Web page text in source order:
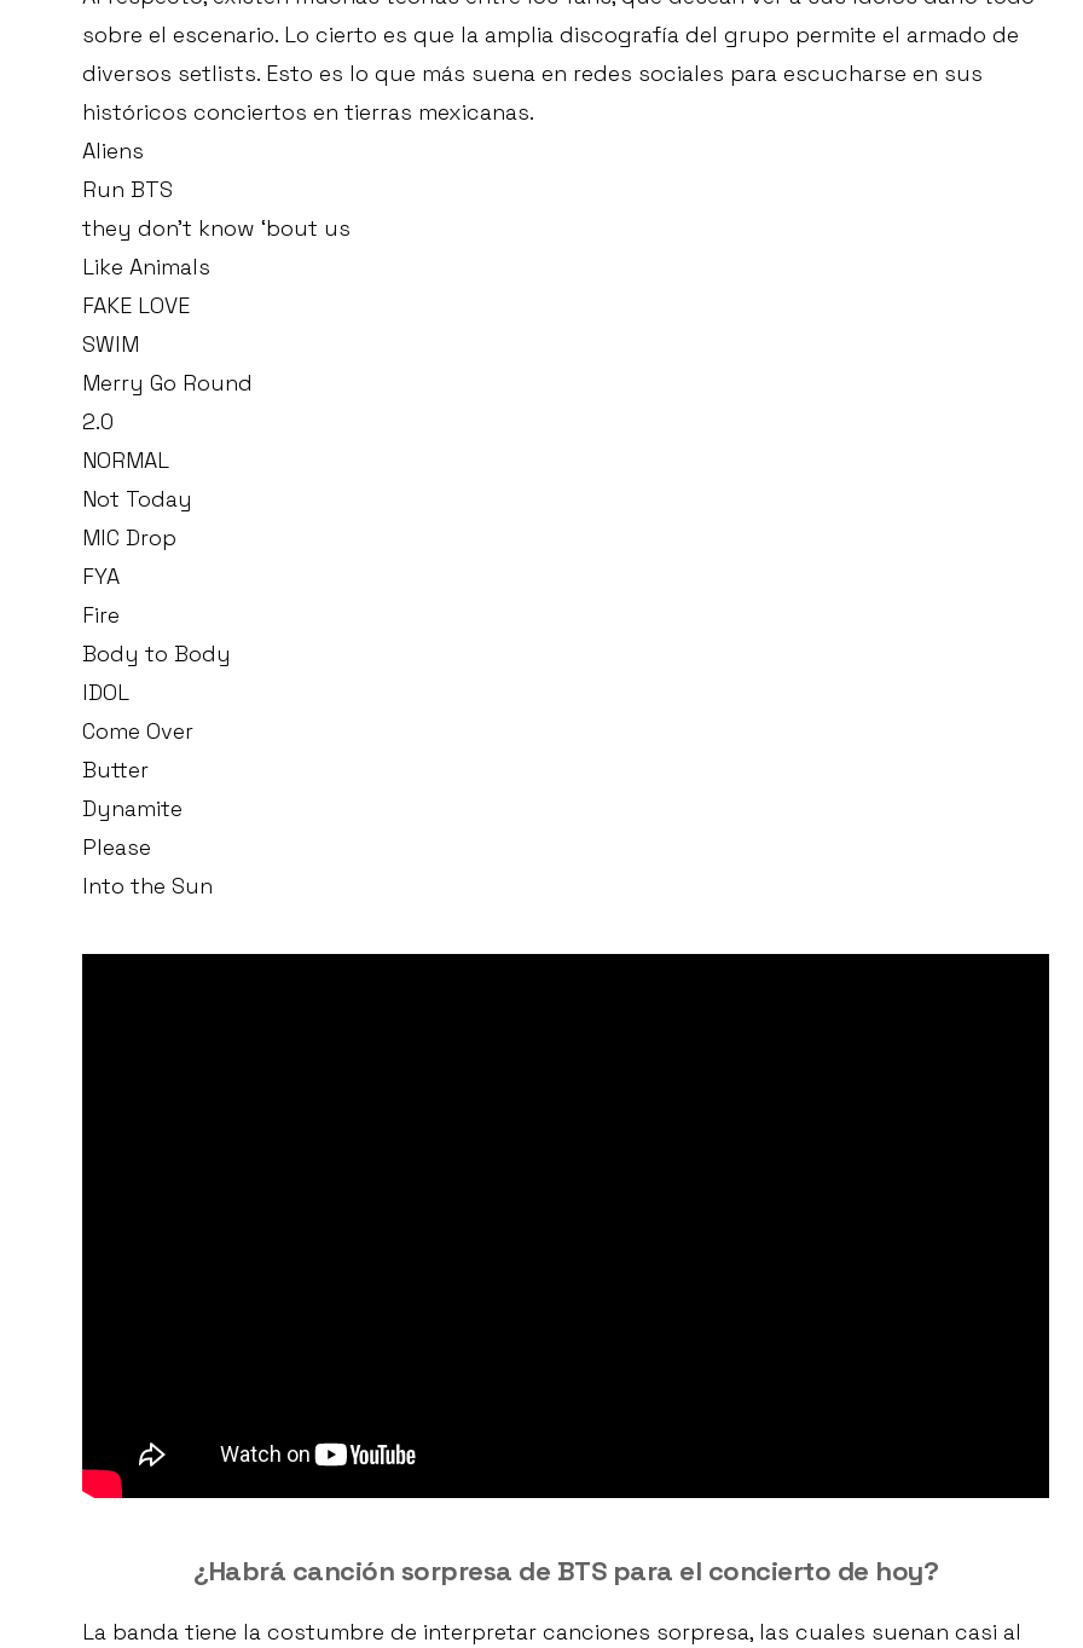
sobre el escenario. Lo cierto es que la amplia discografía del grupo permite el armado de
diversos setlists. Esto es lo que más suena en redes sociales para escucharse en sus
históricos conciertos en tierras mexicanas.
Aliens
Run BTS
they don’t know ‘bout us
Like Animals
FAKE LOVE
SWIM
Merry Go Round
2.0
NORMAL
Not Today
MIC Drop
FYA
Fire
Body to Body
IDOL
Come Over
Butter
Dynamite
Please
Into the Sun
¿Habrá canción sorpresa de BTS para el concierto de hoy?
La banda tiene la costumbre de interpretar canciones sorpresa, las cuales suenan casi al